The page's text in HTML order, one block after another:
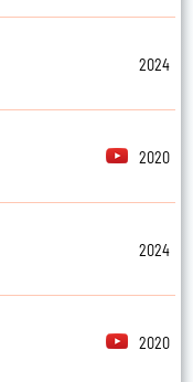
2024
2020
2024
2020